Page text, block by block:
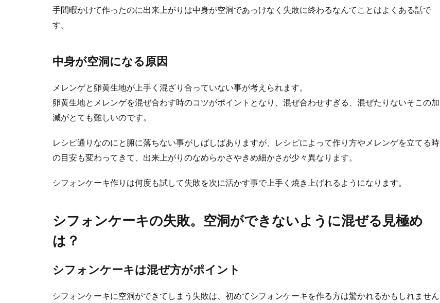
チーズケーキを自宅で作る時には、たっぷりのクリームチーズにたっぷりの生クリームを使いま
手間暇かけて作ったのに出来上がりは中身が空洞であっけなく失敗に終わるなんてことはよくある話で
す。
中身が空洞になる原因
メレンゲと卵黄生地が上手く混ざり合っていない事が考えられます。
卵黄生地とメレンゲを混ぜ合わす時のコツがポイントとなり、混ぜ合わせすぎる、混ぜたりないそこの加
減がとても難しいのです。
レシピ通りなのにと腑に落ちない事がしばしばありますが、レシピによって作り方やメレンゲを立てる時
の目安も変わってきて、出来上がりのなめらかさやきめ細かさが少々異なります。
シフォンケーキ作りは何度も試して失敗を次に活かす事で上手く焼き上げれるようになります。
シフォンケーキの失敗。空洞ができないように混ぜる見極め
は？
シフォンケーキは混ぜ方がポイント
シフォンケーキに空洞ができてしまう失敗は、初めてシフォンケーキを作る方は驚かれるかもしれません